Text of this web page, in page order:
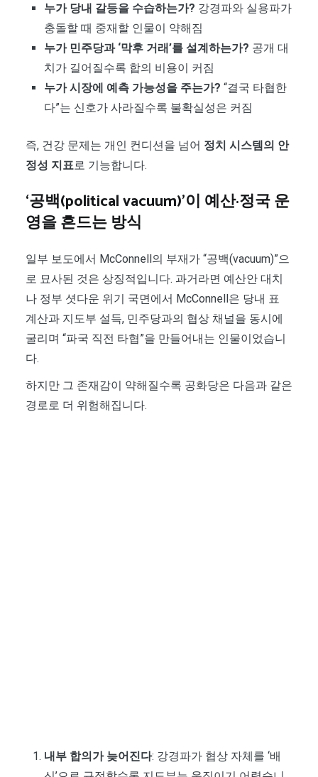
누가 당내 갈등을 수습하는가? 강경파와 실용파가
충돌할 때 중재할 인물이 약해짐
누가 민주당과 ‘막후 거래’를 설계하는가? 공개 대
치가 길어질수록 합의 비용이 커짐
누가 시장에 예측 가능성을 주는가? “결국 타협한
다”는 신호가 사라질수록 불확실성은 커짐
즉, 건강 문제는 개인 컨디션을 넘어 정치 시스템의 안
정성 지표로 기능합니다.
‘공백(political vacuum)’이 예산·정국 운
영을 흔드는 방식
일부 보도에서 McConnell의 부재가 “공백(vacuum)”으
로 묘사된 것은 상징적입니다. 과거라면 예산안 대치
나 정부 셧다운 위기 국면에서 McConnell은 당내 표
계산과 지도부 설득, 민주당과의 협상 채널을 동시에
굴리며 “파국 직전 타협”을 만들어내는 인물이었습니
다.
하지만 그 존재감이 약해질수록 공화당은 다음과 같은
경로로 더 위험해집니다.
내부 합의가 늦어진다: 강경파가 협상 자체를 ‘배